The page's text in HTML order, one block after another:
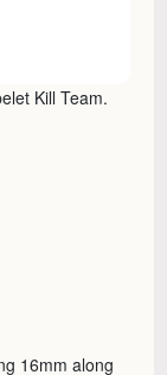
Kill Team.
16mm along